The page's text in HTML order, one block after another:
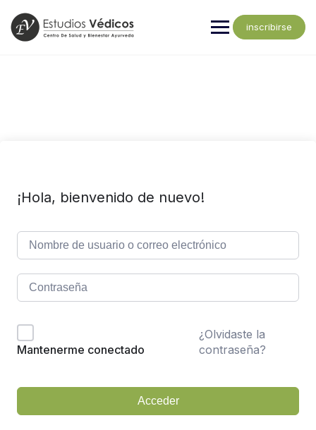
inscribirse
¡Hola, bienvenido de nuevo!
Mantenerme conectado
¿Olvidaste la
contraseña?
Acceder